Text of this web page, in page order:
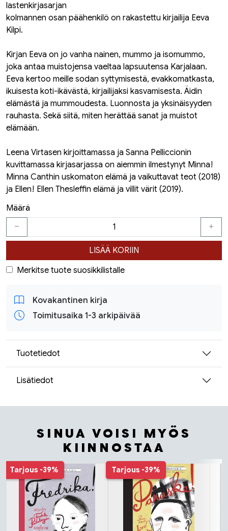
lastenkirjasarjan
kolmannen osan päähenkilö on rakastettu kirjailija Eeva
Kilpi.
Kirjan Eeva on jo vanha nainen, mummo ja isomummo,
joka antaa muistojensa vaeltaa lapsuutensa Karjalaan.
Eeva kertoo meille sodan syttymisestä, evakkomatkasta,
ikuisesta koti-ikävästä, kirjailijaksi kasvamisesta. Äidin
elämästä ja mummoudesta. Luonnosta ja yksinäisyyden
rauhasta. Sekä siitä, miten herättää sanat ja muistot
elämään.
Leena Virtasen kirjoittamassa ja Sanna Pelliccionin
kuvittamassa kirjasarjassa on aiemmin ilmestynyt Minna!
Minna Canthin uskomaton elämä ja vaikuttavat teot (2018)
ja Ellen! Ellen Thesleffin elämä ja villit värit (2019).
Määrä
LISÄÄ KORIIN
Merkitse tuote suosikkilistalle
Kovakantinen kirja
Toimitusaika 1-3 arkipäivää
Tuotetiedot
Lisätiedot
SINUA VOISI MYÖS
KIINNOSTAA
Tuoteluettelon alku
Tarjous -39% Tarjous -39%